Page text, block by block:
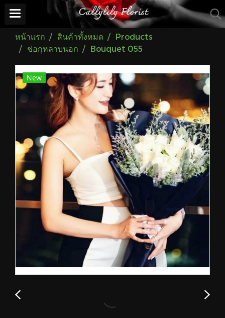
หน้าแรก สินค้าทั้งหมด
Products
ช่อกุหลาบนอก
Bouquet 055
New